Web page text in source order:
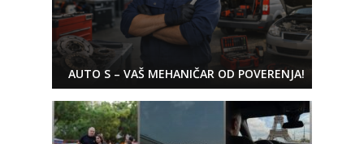
AUTO S – VAŠ MEHANIČAR OD POVERENJA!